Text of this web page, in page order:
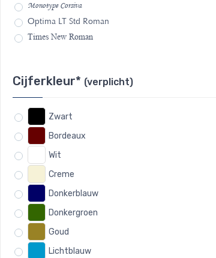
Monotype Corsiva
Optima LT Std Roman
Times New Roman
Cijferkleur* (verplicht)
Zwart
Bordeaux
Wit
Creme
Donkerblauw
Donkergroen
Goud
Lichtblauw